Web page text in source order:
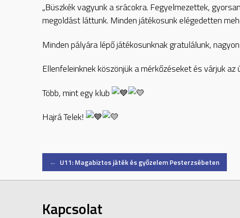
„Büszkék vagyunk a srácokra. Fegyelmezettek,
megoldást láttunk. Minden játékosunk elégedetten
Minden pályára lépő játékosunknak gratulálunk,
Ellenfeleinknek köszönjük a mérkőzéseket és várjuk
Több, mint egy klub
Hajrá Telek!
Post
← U11: Magabiztos játék és győzelem Pesterzsébeten
Kapcsolat